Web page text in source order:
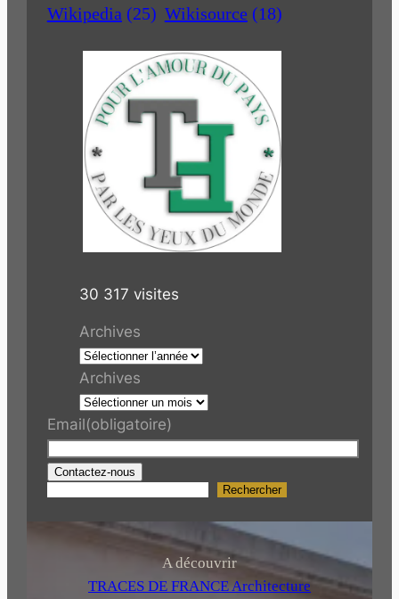
Wikipedia (25) Wikisource (18)
30 317 visites
Archives
Archives
Email(obligatoire)
Contactez-nous
R
Rechercher
A découvrir
TRACES DE FRANCE Architecture